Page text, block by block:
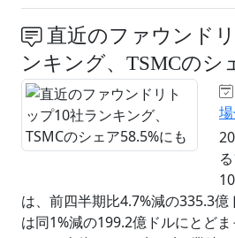
直近のファウンド
ンキング、TSMCのシ
は、前四半期比4.7%減の335.3
は同1%減の199.2億ドルにとど